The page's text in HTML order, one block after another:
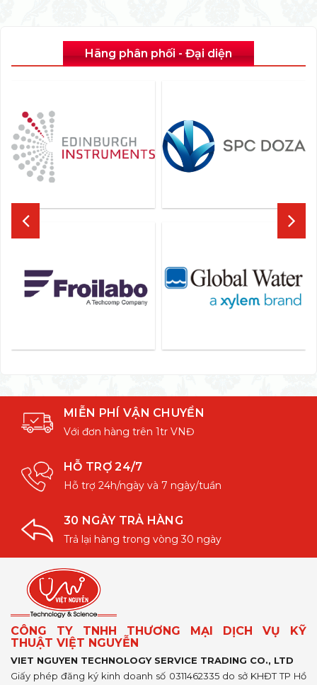
Hãng phân phối - Đại diện
MIỄN PHÍ VẬN CHUYỂN
Với đơn hàng trên 1tr VNĐ
HỖ TRỢ 24/7
Hỗ trợ 24h/ngày và 7 ngày/tuần
30 NGÀY TRẢ HÀNG
Trả lại hàng trong vòng 30 ngày
CÔNG TY TNHH THƯƠNG MẠI DỊCH VỤ KỸ
THUẬT VIỆT NGUYỄN
VIET NGUYEN TECHNOLOGY SERVICE TRADING CO., LTD
Giấy phép đăng ký kinh doanh số 0311462335 do sở KHĐT TP Hồ